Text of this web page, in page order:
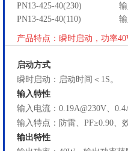
PN13-425-40(230)
PN13-425-40(110)
产品特点：瞬时启动，功率
启动方式
瞬时启动：启动时间＜1S。
输入特性
输入电流：0.19A@230V、
输入特点：防雷、PF≥0.90、
输出特性